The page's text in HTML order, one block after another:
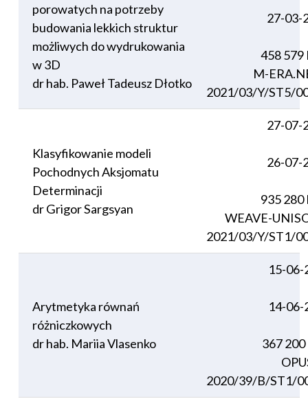
porowatych na potrzeby
budowania lekkich struktur
możliwych do wydrukowania
w 3D
dr hab. Paweł Tadeusz Dłotko
27-03-
458 579
M-
2021/03/Y/ST5/
Klasyfikowanie modeli
Pochodnych Aksjomatu
Determinacji
dr Grigor Sargsyan
27-07-
26-07-
935 280
WEAVE-
2021/03/Y/ST1/
Arytmetyka równań
różniczkowych
dr hab. Mariia Vlasenko
15-06-
14-06-
367
2020/39/B/ST1/